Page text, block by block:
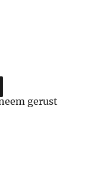
gerust